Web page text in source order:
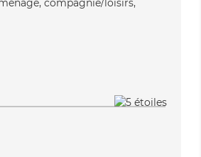
compagnie/loisirs,